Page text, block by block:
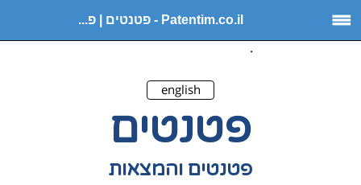
Patentim.co.il - פטנטים | פ...
פטנטים
פטנטים והמצאות
english
.